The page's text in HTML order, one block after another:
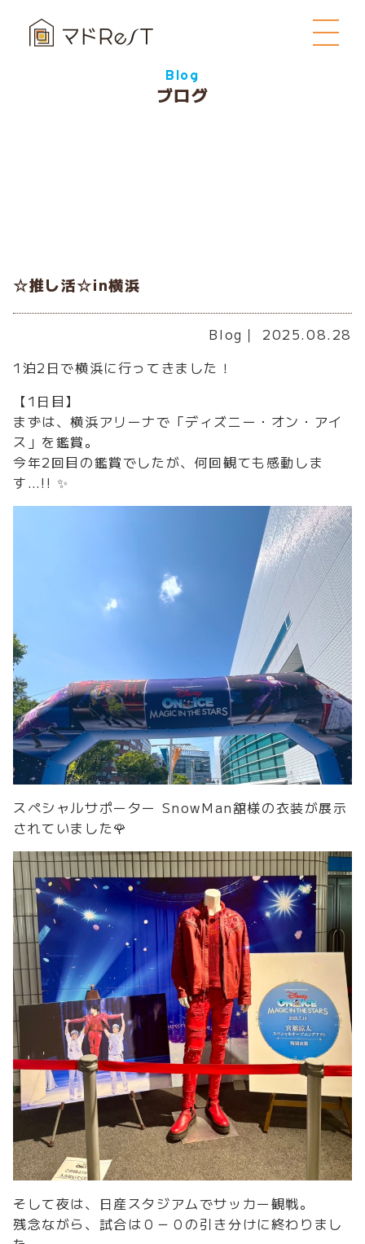
Blog
ブログ
☆推し活☆in横浜
Blog ｜ 2025.08.28
1泊2日で横浜に行ってきました！
【1日目】
まずは、横浜アリーナで「ディズニー・オン・アイ
ス」を鑑賞。
今年2回目の鑑賞でしたが、何回観ても感動しま
す…!! ✨
スペシャルサポーター SnowMan舘様の衣装が展示
されていました🌹
そして夜は、日産スタジアムでサッカー観戦。
残念ながら、試合は０－０の引き分けに終わりまし